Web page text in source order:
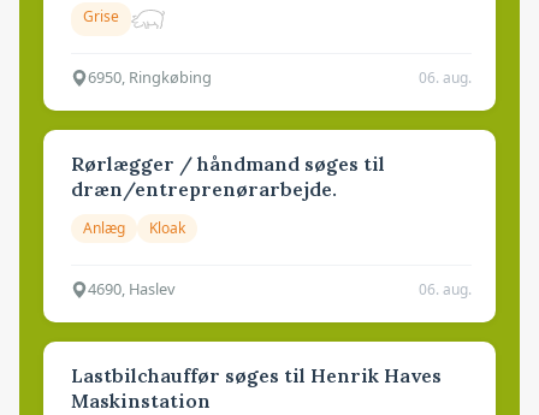
Grise
6950, Ringkøbing 06. aug.
Rørlægger / håndmand søges til
dræn/entreprenørarbejde.
Anlæg Kloak
4690, Haslev 06. aug.
Lastbilchauffør søges til Henrik Haves
Maskinstation